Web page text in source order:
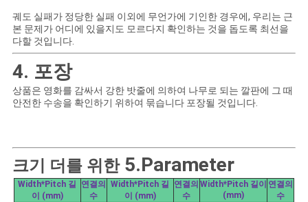
궤도 실패가 정당한 실패 이외에 무언가에 기인한 경우에, 우리는 근
본 문제가 어디에 있을지도 모르다지 확인하는 것을 돕도록 최선을
다할 것입니다.
4. 포장
상품은 영화를 감싸서 강한 밧줄에 의하여 나무로 되는 깔판에 그 때
안전한 수송을 확인하기 위하여 묶습니다 포장될 것입니다.
크기 더를 위한5.Parameter
Width*Pitch 길
이 (mm)
연결의
수
Width*Pitch 길
이 (mm)
연결의
수
Width*Pitch 길이
(mm)
연결의
수